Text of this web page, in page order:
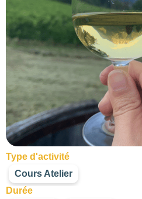
Type d'activité
Cours Atelier
Durée